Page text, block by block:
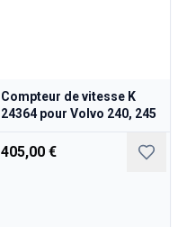
Compteur de vitesse K
24364 pour Volvo 240, 245
405,00 €